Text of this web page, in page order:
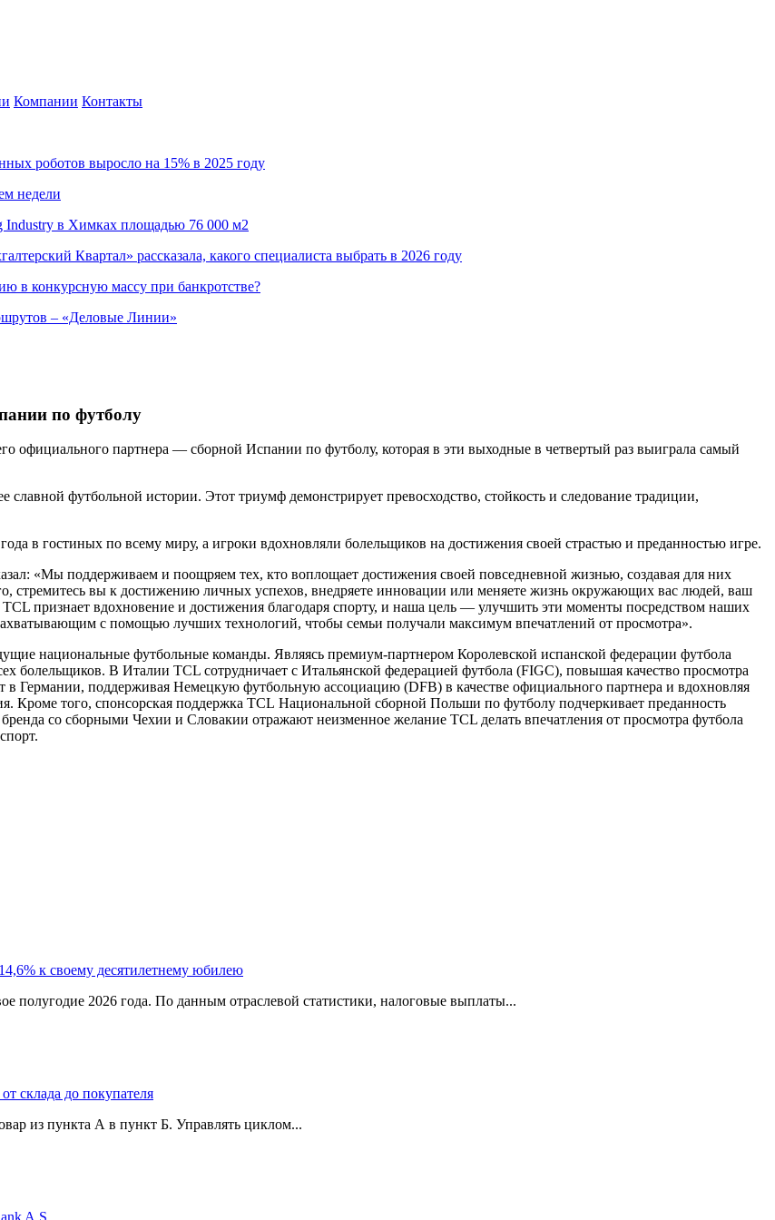
Компании Контакты
роботов выросло на 15% в 2025 году
недели
Industry в Химках площадью 76 000 м2
Квартал» рассказала, какого специалиста выбрать в 2026 году
в конкурсную массу при банкротстве?
– «Деловые Линии»
по футболу
официального партнера — сборной Испании по футболу, которая в эти выходные в четвертый раз выиграла самый
футбольной истории. Этот триумф демонстрирует превосходство, стойкость и следование традиции,
в гостиных по всему миру, а игроки вдохновляли болельщиков на достижения своей страстью и преданностью игре.
«Мы поддерживаем и поощряем тех, кто воплощает достижения своей повседневной жизнью, создавая для них
стремитесь вы к достижению личных успехов, внедряете инновации или меняете жизнь окружающих вас людей, ваш
признает вдохновение и достижения благодаря спорту, и наша цель — улучшить эти моменты посредством наших
с помощью лучших технологий, чтобы семьи получали максимум впечатлений от просмотра».
национальные футбольные команды. Являясь премиум-партнером Королевской испанской федерации футбола
болельщиков. В Италии TCL сотрудничает с Итальянской федерацией футбола (FIGC), повышая качество просмотра
Германии, поддерживая Немецкую футбольную ассоциацию (DFB) в качестве официального партнера и вдохновляя
Кроме того, спонсорская поддержка TCL Национальной сборной Польши по футболу подчеркивает преданность
со сборными Чехии и Словакии отражают неизменное желание TCL делать впечатления от просмотра футбола
к своему десятилетнему юбилею
полугодие 2026 года. По данным отраслевой статистики, налоговые выплаты...
склада до покупателя
из пункта А в пункт Б. Управлять циклом...